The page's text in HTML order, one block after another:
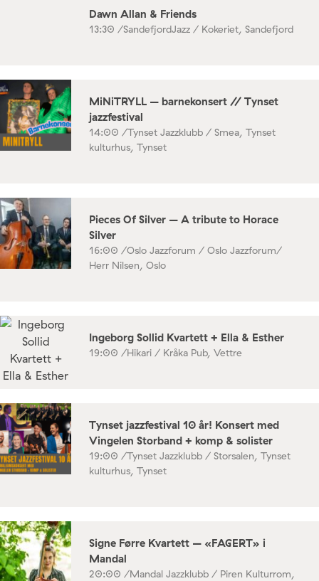
Dawn Allan & Friends
13:30 /SandefjordJazz / Kokeriet, Sandefjord
MiNiTRYLL – barnekonsert // Tynset
jazzfestival
14:00 /Tynset Jazzklubb / Smea, Tynset
kulturhus, Tynset
Pieces Of Silver – A tribute to Horace
Silver
16:00 /Oslo Jazzforum / Oslo Jazzforum/
Herr Nilsen, Oslo
Ingeborg Sollid Kvartett + Ella & Esther
19:00 /Hikari / Kråka Pub, Vettre
Tynset jazzfestival 10 år! Konsert med
Vingelen Storband + komp & solister
19:00 /Tynset Jazzklubb / Storsalen, Tynset
kulturhus, Tynset
Signe Førre Kvartett – «FAGERT» i
Mandal
20:00 /Mandal Jazzklubb / Piren Kulturrom,